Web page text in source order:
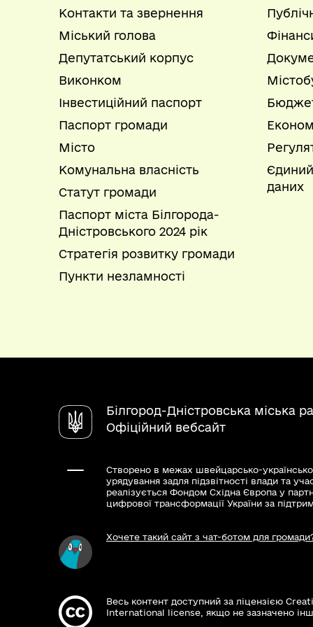
Контакти та звернення
Міський голова
Депутатський корпус
Виконком
Інвестиційний паспорт
Паспорт громади
Місто
Комунальна власність
Статут громади
Паспорт міста Білгорода-
Дністровського 2024 рік
Стратегія розвитку громади
Пункти незламності
даних
Білгород-Дністровська міська
Офіційний вебсайт
Створено в межах швейцарсько-
урядування задля підзвітності влади та
реалізується Фондом Східна Європа у
цифрової трансформації України за
Хочете такий сайт з чат-ботом для
Весь контент доступний за ліцензією
International license, якщо не зазначено